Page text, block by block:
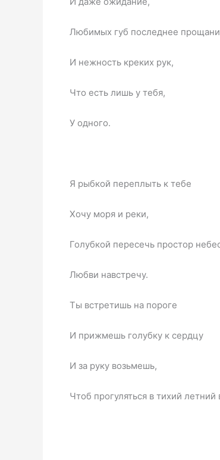
Любимых губ последнее
И нежность креких рук,
Что есть лишь у тебя,
У одного.
Я рыбкой переплыть к тебе
Хочу моря и реки,
Голубкой пересечь простор
Любви навстречу.
Ты встретишь на пороге
И прижмешь голубку к сердцу
И за руку возьмешь,
Чтоб прогуляться в тихий летний